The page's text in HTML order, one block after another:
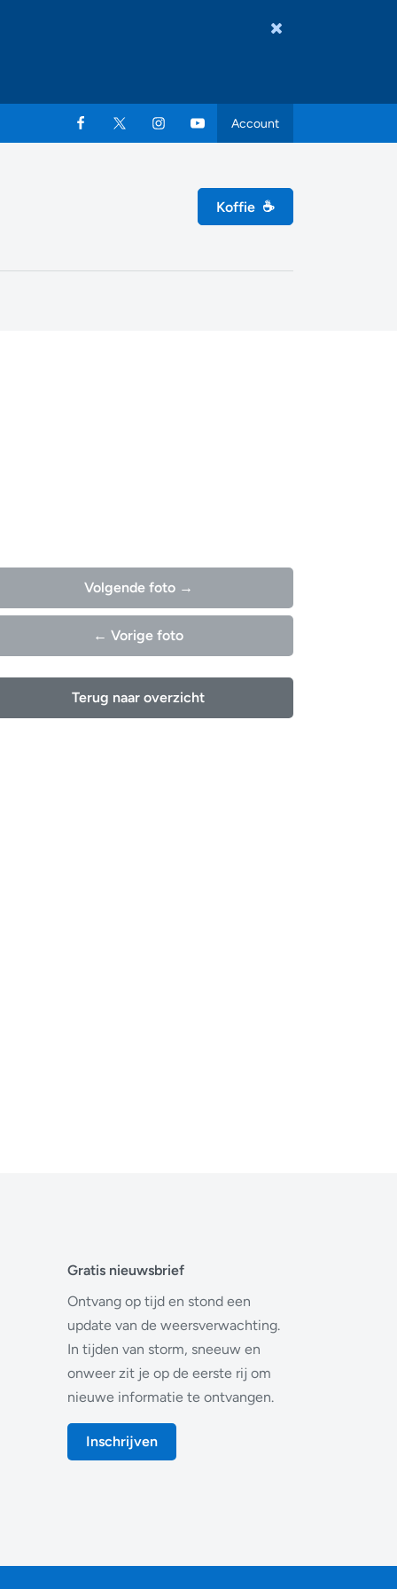
Account
Koffie ☕
Volgende foto →
← Vorige foto
Terug naar overzicht
Gratis nieuwsbrief
Ontvang op tijd en stond een
update van de weersverwachting.
In tijden van storm, sneeuw en
onweer zit je op de eerste rij om
nieuwe informatie te ontvangen.
Inschrijven